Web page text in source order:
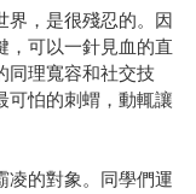
界，是很殘忍的。因
，可以一針見血的直
同理寬容和社交技
可怕的刺蝟，動輒讓
凌的對象。同學們運